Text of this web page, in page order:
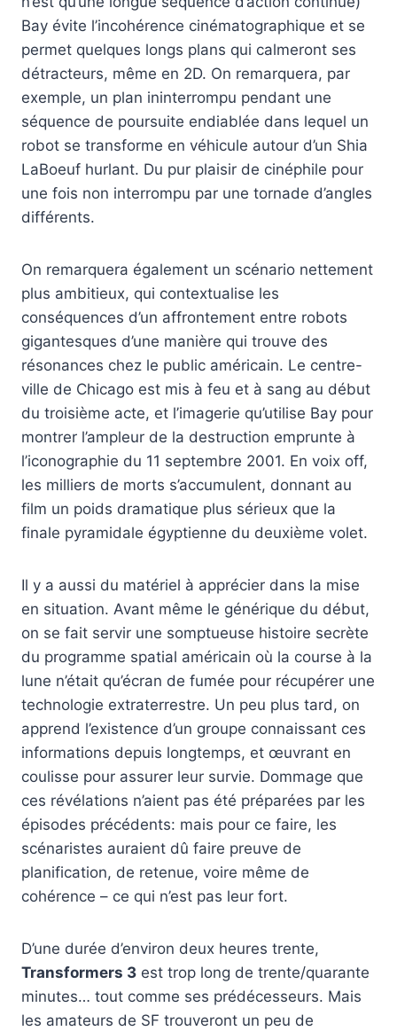
Bay évite l’incohérence cinématographique et se
permet quelques longs plans qui calmeront ses
détracteurs, même en 2D. On remarquera, par
exemple, un plan ininterrompu pendant une
séquence de poursuite endiablée dans lequel un
robot se transforme en véhicule autour d’un Shia
LaBoeuf hurlant. Du pur plaisir de cinéphile pour
une fois non interrompu par une tornade d’angles
différents.
On remarquera également un scénario nettement
plus ambitieux, qui contextualise les
conséquences d’un affrontement entre robots
gigantesques d’une manière qui trouve des
résonances chez le public américain. Le centre-
ville de Chicago est mis à feu et à sang au début
du troisième acte, et l’imagerie qu’utilise Bay pour
montrer l’ampleur de la destruction emprunte à
l’iconographie du 11 septembre 2001. En voix off,
les milliers de morts s’accumulent, donnant au
film un poids dramatique plus sérieux que la
finale pyramidale égyptienne du deuxième volet.
Il y a aussi du matériel à apprécier dans la mise
en situation. Avant même le générique du début,
on se fait servir une somptueuse histoire secrète
du programme spatial américain où la course à la
lune n’était qu’écran de fumée pour récupérer une
technologie extraterrestre. Un peu plus tard, on
apprend l’existence d’un groupe connaissant ces
informations depuis longtemps, et œuvrant en
coulisse pour assurer leur survie. Dommage que
ces révélations n’aient pas été préparées par les
épisodes précédents: mais pour ce faire, les
scénaristes auraient dû faire preuve de
planification, de retenue, voire même de
cohérence – ce qui n’est pas leur fort.
D’une durée d’environ deux heures trente,
Transformers 3 est trop long de trente/quarante
minutes… tout comme ses prédécesseurs. Mais
les amateurs de SF trouveront un peu de